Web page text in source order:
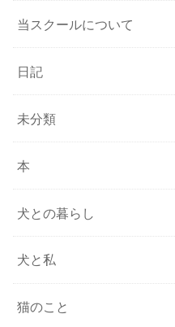
当スクールについて
日記
未分類
本
犬との暮らし
犬と私
猫のこと